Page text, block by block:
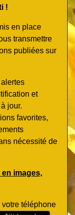
!
en place
transmettre
publiées sur
et
jour.
favorites,
nécessité de
images,
téléphone